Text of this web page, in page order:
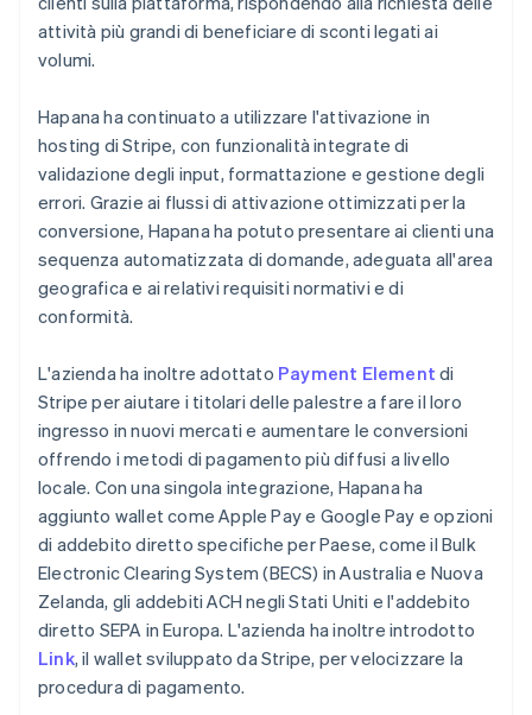
attività più grandi di beneficiare di sconti legati ai
volumi.
Hapana ha continuato a utilizzare l'attivazione in
hosting di Stripe, con funzionalità integrate di
validazione degli input, formattazione e gestione degli
errori. Grazie ai flussi di attivazione ottimizzati per la
conversione, Hapana ha potuto presentare ai clienti una
sequenza automatizzata di domande, adeguata all'area
geografica e ai relativi requisiti normativi e di
conformità.
L'azienda ha inoltre adottato Payment Element di
Stripe per aiutare i titolari delle palestre a fare il loro
ingresso in nuovi mercati e aumentare le conversioni
offrendo i metodi di pagamento più diffusi a livello
locale. Con una singola integrazione, Hapana ha
aggiunto wallet come Apple Pay e Google Pay e opzioni
di addebito diretto specifiche per Paese, come il Bulk
Electronic Clearing System (BECS) in Australia e Nuova
Zelanda, gli addebiti ACH negli Stati Uniti e l'addebito
diretto SEPA in Europa. L'azienda ha inoltre introdotto
Link, il wallet sviluppato da Stripe, per velocizzare la
procedura di pagamento.